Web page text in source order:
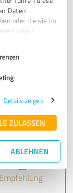
Daten
oder die sie im
haben.
Details zeigen
ZULASSEN
ABLEHNEN
mehr
so innovativ in
mir als
Empfehlung